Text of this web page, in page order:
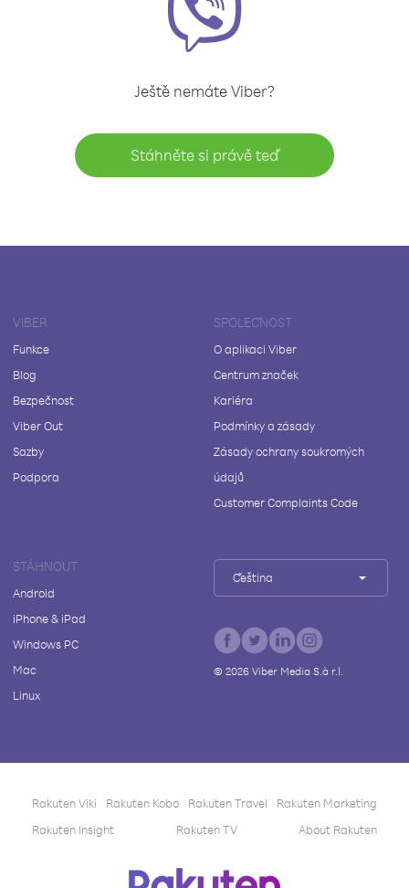
Ještě nemáte Viber?
Stáhněte si právě teď
VIBER
Funkce
Blog
Bezpečnost
Viber Out
Sazby
Podpora
SPOLEČNOST
O aplikaci Viber
Centrum značek
Kariéra
Podmínky a zásady
Zásady ochrany soukromých
údajů
Customer Complaints Code
STÁHNOUT
Android
iPhone & iPad
Windows PC
Mac
Linux
Čeština
© 2026Viber Media S.à r.l.
Rakuten Viki Rakuten Kobo Rakuten Travel
Rakuten Marketing
Rakuten Insight
Rakuten TV About Rakuten